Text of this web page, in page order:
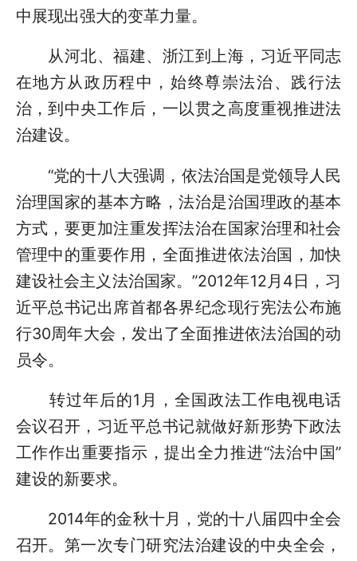
中展现出强大的变革力量。
从河北、福建、浙江到上海，习近平同志
在地方从政历程中，始终尊崇法治、践行法
治，到中央工作后，一以贯之高度重视推进法
治建设。
“党的十八大强调，依法治国是党领导人民
治理国家的基本方略，法治是治国理政的基本
方式，要更加注重发挥法治在国家治理和社会
管理中的重要作用，全面推进依法治国，加快
建设社会主义法治国家。”2012年12月4日，习
近平总书记出席首都各界纪念现行宪法公布施
行30周年大会，发出了全面推进依法治国的动
员令。
转过年后的1月，全国政法工作电视电话
会议召开，习近平总书记就做好新形势下政法
工作作出重要指示，提出全力推进“法治中国”
建设的新要求。
2014年的金秋十月，党的十八届四中全会
召开。第一次专门研究法治建设的中央全会，